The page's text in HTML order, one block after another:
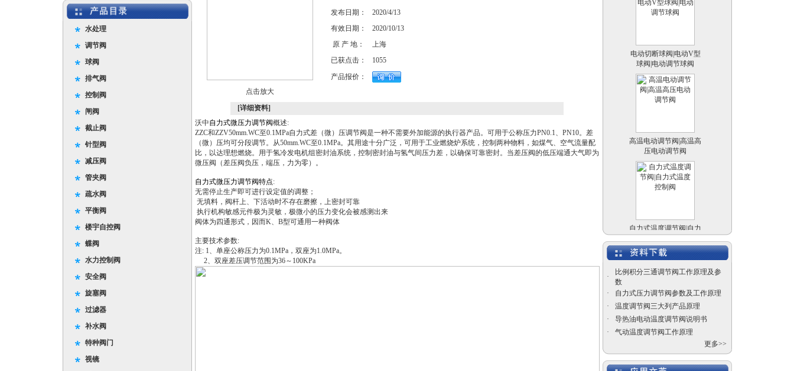
水处理
调节阀
球阀
排气阀
控制阀
闸阀
截止阀
针型阀
减压阀
管夹阀
疏水阀
平衡阀
楼宇自控阀
蝶阀
水力控制阀
安全阀
旋塞阀
过滤器
补水阀
特种阀门
视镜
点击放大
发布日期：
2020/4/13
有效日期：
2020/10/13
原 产 地：
上海
已获点击：
1055
产品报价：
[详细资料]
沃中自力式微压力调节阀概述:
ZZC和ZZV50mm.WC至0.1MPa自力式差（微）压调节阀是一种不需要外加能源的执行器产品。可用于公称压力PN0.1、PN10。差
（微）压均可分段调节。从50mm.WC至0.1MPa。其用途十分广泛，可用于工业燃烧炉系统，控制两种物料，如煤气、空气流量配
比，以达理想燃烧。用于氢冷发电机组密封油系统，控制密封油与氢气间压力差，以确保可靠密封。当差压阀的低压端通大气即为
微压阀（差压阀负压，端压，力为零）。
自力式微压力调节阀特点:
无需停止生产即可进行设定值的调整；
无填料，阀杆上、下活动时不存在磨擦，上密封可靠
执行机构敏感元件极为灵敏，极微小的压力变化会被感测出来
阀体为四通形式，因而K、B型可通用一种阀体
主要技术参数:
注: 1、单座公称压力为0.1MPa，双座为1.0MPa。
2、双座差压调节范围为36～100KPa
球阀|电动调节球阀
压电动调节阀
式温度控制阀
电动高压角式调节阀
·
比例积分三通调节阀工作原理及参
数
·
自力式压力调节阀参数及工作原理
·
温度调节阀三大列产品原理
·
导热油电动温度调节阀说明书
·
气动温度调节阀工作原理
更多>>